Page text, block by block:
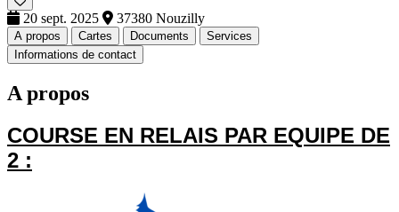
20 sept. 2025 37380 Nouzilly
A propos Cartes Documents
Services
Informations de contact
A propos
COURSE EN RELAIS PAR EQUIPE DE
2 :